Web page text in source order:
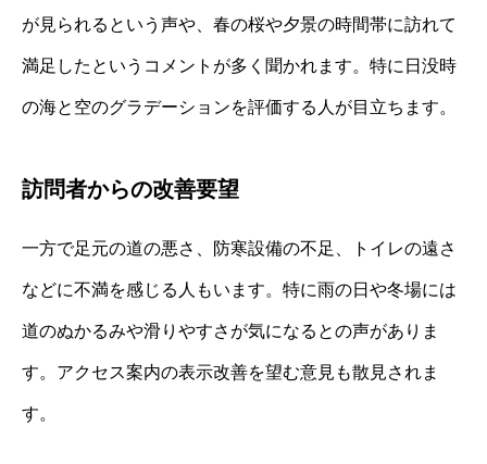
が見られるという声や、春の桜や夕景の時間帯に訪れて
満足したというコメントが多く聞かれます。特に日没時
の海と空のグラデーションを評価する人が目立ちます。
訪問者からの改善要望
一方で足元の道の悪さ、防寒設備の不足、トイレの遠さ
などに不満を感じる人もいます。特に雨の日や冬場には
道のぬかるみや滑りやすさが気になるとの声がありま
す。アクセス案内の表示改善を望む意見も散見されま
す。